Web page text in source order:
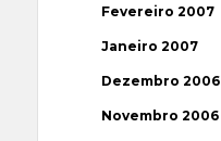
Fevereiro 2007
Janeiro 2007
Dezembro 2006
Novembro 2006